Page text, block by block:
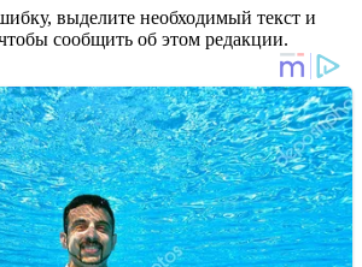
выделите необходимый текст и
сообщить об этом редакции.